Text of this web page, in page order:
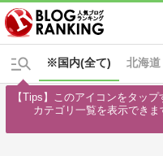
※国内(全て) 北海道
【Tips】このアイコンをタップ
カテゴリ一覧を表示できま